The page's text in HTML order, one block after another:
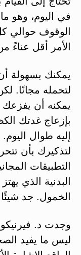
في اليوم، وهو
الوقوف حوالي
الأمر أقل عناءً
يمكنك بسهولة
لتحمله مجانًا.
يمكنه أن
بإزعاج غدتك
إليه طوال
لتذكيرك بأن
التطبيقات
البدنية الذي
الخمول. جد
وجدت د.
ليس ما يفيد